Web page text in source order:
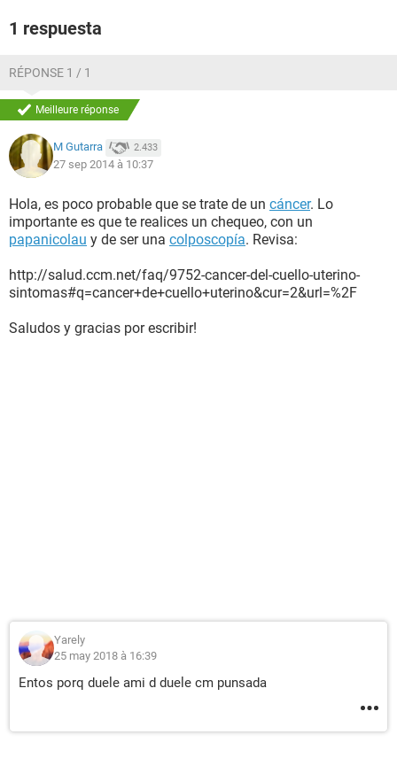
1 respuesta
RÉPONSE 1 / 1
Meilleure réponse
M Gutarra 2.433
27 sep 2014 à 10:37
Hola, es poco probable que se trate de un cáncer. Lo
importante es que te realices un chequeo, con un
papanicolau y de ser una colposcopía. Revisa:
http://salud.ccm.net/faq/9752-cancer-del-cuello-uterino-
sintomas#q=cancer+de+cuello+uterino&cur=2&url=%2F
Saludos y gracias por escribir!
Yarely
25 may 2018 à 16:39
Entos porq duele ami d duele cm punsada